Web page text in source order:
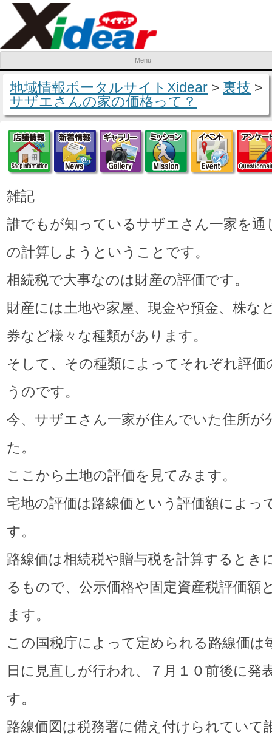
Menu
Skip to content
地域情報ポータルサイトXidear > 裏技 >
サザエさんの家の価格って？
店舗情報新着情報ギャラリーミッション
イベ
雑記
誰でもが知っているサザエさん一家を通
の計算しようということです。
相続税で大事なのは財産の評価です。
財産には土地や家屋、現金や預金、株な
券など様々な種類があります。
そして、その種類によってそれぞれ評価
うのです。
今、サザエさん一家が住んでいた住所が
た。
ここから土地の評価を見てみます。
宅地の評価は路線価という評価額によっ
す。
路線価は相続税や贈与税を計算するとき
るもので、公示価格や固定資産税評価額
ます。
この国税庁によって定められる路線価は
日に見直しが行われ、７月１０前後に発
す。
路線価図は税務署に備え付けられていて